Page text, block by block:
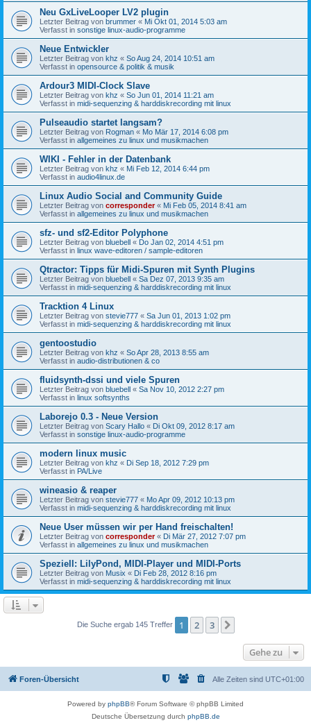
Neu GxLiveLooper LV2 plugin
Letzter Beitrag von brummer « Mi Okt 01, 2014 5:03 am
Verfasst in sonstige linux-audio-programme
Neue Entwickler
Letzter Beitrag von khz « So Aug 24, 2014 10:51 am
Verfasst in opensource & politik & musik
Ardour3 MIDI-Clock Slave
Letzter Beitrag von khz « So Jun 01, 2014 11:21 am
Verfasst in midi-sequenzing & harddiskrecording mit linux
Pulseaudio startet langsam?
Letzter Beitrag von Rogman « Mo Mär 17, 2014 6:08 pm
Verfasst in allgemeines zu linux und musikmachen
WIKI - Fehler in der Datenbank
Letzter Beitrag von khz « Mi Feb 12, 2014 6:44 pm
Verfasst in audio4linux.de
Linux Audio Social and Community Guide
Letzter Beitrag von corresponder« Mi Feb 05, 2014 8:41 am
Verfasst in allgemeines zu linux und musikmachen
sfz- und sf2-Editor Polyphone
Letzter Beitrag von bluebell « Do Jan 02, 2014 4:51 pm
Verfasst in linux wave-editoren / sample-editoren
Qtractor: Tipps für Midi-Spuren mit Synth Plugins
Letzter Beitrag von bluebell « Sa Dez 07, 2013 9:35 am
Verfasst in midi-sequenzing & harddiskrecording mit linux
Tracktion 4 Linux
Letzter Beitrag von stevie777 « Sa Jun 01, 2013 1:02 pm
Verfasst in midi-sequenzing & harddiskrecording mit linux
gentoostudio
Letzter Beitrag von khz « So Apr 28, 2013 8:55 am
Verfasst in audio-distributionen & co
fluidsynth-dssi und viele Spuren
Letzter Beitrag von bluebell « Sa Nov 10, 2012 2:27 pm
Verfasst in linux softsynths
Laborejo 0.3 - Neue Version
Letzter Beitrag von Scary Hallo « Di Okt 09, 2012 8:17 am
Verfasst in sonstige linux-audio-programme
modern linux music
Letzter Beitrag von khz « Di Sep 18, 2012 7:29 pm
Verfasst in PA/Live
wineasio & reaper
Letzter Beitrag von stevie777 « Mo Apr 09, 2012 10:13 pm
Verfasst in midi-sequenzing & harddiskrecording mit linux
Neue User müssen wir per Hand freischalten!
Letzter Beitrag von corresponder« Di Mär 27, 2012 7:07 pm
Verfasst in allgemeines zu linux und musikmachen
Speziell: LilyPond, MIDI-Player und MIDI-Ports
Letzter Beitrag von Musix « Di Feb 28, 2012 8:16 pm
Verfasst in midi-sequenzing & harddiskrecording mit linux
Die Suche ergab 145 Treffer 1 2 3
Gehe zu
Foren-Übersicht Alle Zeiten sind UTC+01:00
Powered by phpBB® Forum Software © phpBB Limited
Deutsche Übersetzung durch phpBB.de